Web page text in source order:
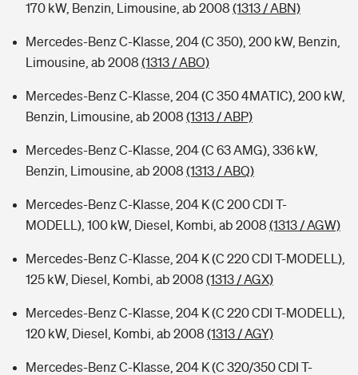
170 kW, Benzin, Limousine, ab 2008 (1313 / ABN)
Mercedes-Benz C-Klasse, 204 (C 350), 200 kW, Benzin,
Limousine, ab 2008 (1313 / ABO)
Mercedes-Benz C-Klasse, 204 (C 350 4MATIC), 200 kW,
Benzin, Limousine, ab 2008 (1313 / ABP)
Mercedes-Benz C-Klasse, 204 (C 63 AMG), 336 kW,
Benzin, Limousine, ab 2008 (1313 / ABQ)
Mercedes-Benz C-Klasse, 204 K (C 200 CDI T-
MODELL), 100 kW, Diesel, Kombi, ab 2008 (1313 / AGW)
Mercedes-Benz C-Klasse, 204 K (C 220 CDI T-MODELL),
125 kW, Diesel, Kombi, ab 2008 (1313 / AGX)
Mercedes-Benz C-Klasse, 204 K (C 220 CDI T-MODELL),
120 kW, Diesel, Kombi, ab 2008 (1313 / AGY)
Mercedes-Benz C-Klasse, 204 K (C 320/350 CDI T-